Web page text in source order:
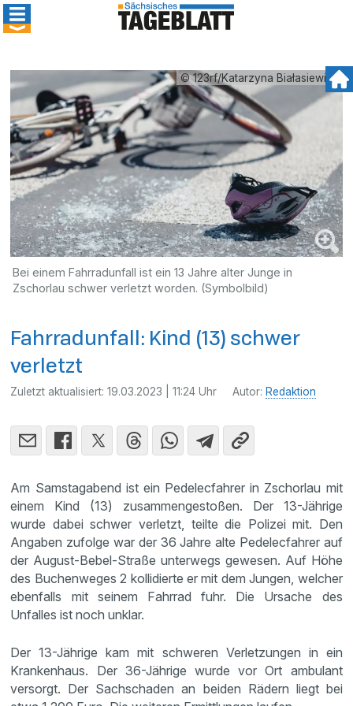
© 123rf/Katarzyna Białasiewicz
Bei einem Fahrradunfall ist ein 13 Jahre alter Junge in
Zschorlau schwer verletzt worden. (Symbolbild)
Fahrradunfall: Kind (13) schwer
verletzt
Zuletzt aktualisiert:19.03.2023 | 11:24 Uhr Autor: Redaktion
Am Samstagabend ist ein Pedelecfahrer in Zschorlau mit
einem Kind (13) zusammengestoßen. Der 13-Jährige
wurde dabei schwer verletzt, teilte die Polizei mit. Den
Angaben zufolge war der 36 Jahre alte Pedelecfahrer auf
der August-Bebel-Straße unterwegs gewesen. Auf Höhe
des Buchenweges 2 kollidierte er mit dem Jungen, welcher
ebenfalls mit seinem Fahrrad fuhr. Die Ursache des
Unfalles ist noch unklar.
Der 13-Jährige kam mit schweren Verletzungen in ein
Krankenhaus. Der 36-Jährige wurde vor Ort ambulant
versorgt. Der Sachschaden an beiden Rädern liegt bei